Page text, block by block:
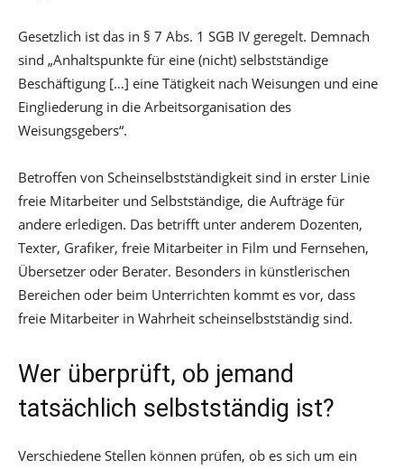
Gesetzlich ist das in § 7 Abs. 1 SGB IV geregelt. Demnach
sind „Anhaltspunkte für eine (nicht) selbstständige
Beschäftigung […] eine Tätigkeit nach Weisungen und eine
Eingliederung in die Arbeitsorganisation des
Weisungsgebers“.
Betroffen von Scheinselbstständigkeit sind in erster Linie
freie Mitarbeiter und Selbstständige, die Aufträge für
andere erledigen. Das betrifft unter anderem Dozenten,
Texter, Grafiker, freie Mitarbeiter in Film und Fernsehen,
Übersetzer oder Berater. Besonders in künstlerischen
Bereichen oder beim Unterrichten kommt es vor, dass
freie Mitarbeiter in Wahrheit scheinselbstständig sind.
Wer überprüft, ob jemand
tatsächlich selbstständig ist?
Verschiedene Stellen können prüfen, ob es sich um ein